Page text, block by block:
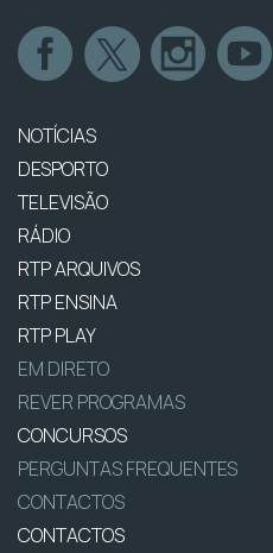
NOTÍCIAS
DESPORTO
TELEVISÃO
RÁDIO
RTP ARQUIVOS
RTP ENSINA
RTP PLAY
EM DIRETO
REVER PROGRAMAS
CONCURSOS
PERGUNTAS FREQUENTES
CONTACTOS
CONTACTOS